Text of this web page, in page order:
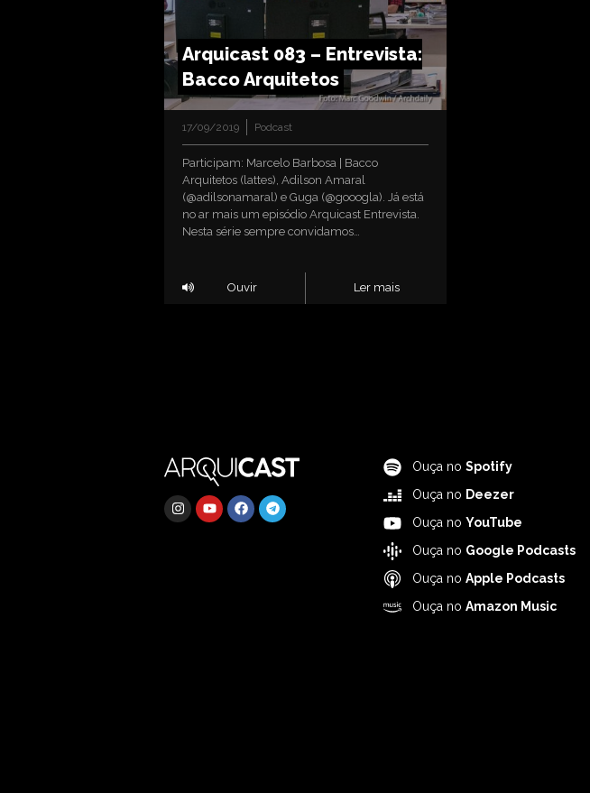
Arquicast 083 – Entrevista:
Bacco Arquitetos
17/09/2019 Podcast
Participam: Marcelo Barbosa | Bacco
Arquitetos (lattes), Adilson Amaral
(@adilsonamaral) e Guga (@gooogla). Já está
no ar mais um episódio Arquicast Entrevista.
Nesta série sempre convidamos…
Ouvir Ler mais
Ouça no Spotify
Ouça no Deezer
Ouça no YouTube
Ouça no Google Podcasts
Ouça no Apple Podcasts
Ouça no Amazon Music